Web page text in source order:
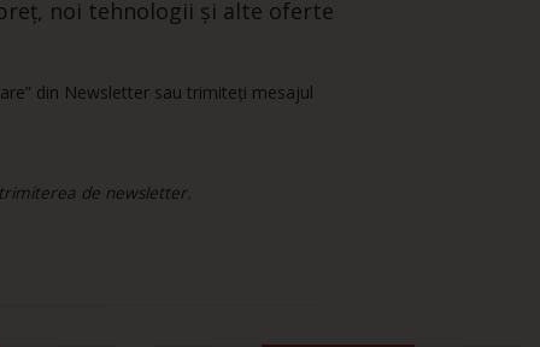
noi tehnologii și alte oferte
din Newsletter sau trimiteți mesajul
de newsletter.